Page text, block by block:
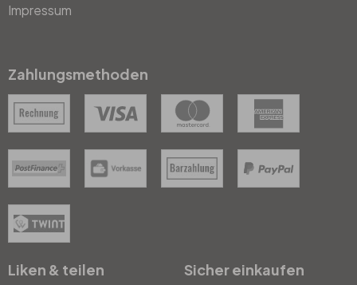
Impressum
Zahlungsmethoden
Liken & teilen Sicher einkaufen